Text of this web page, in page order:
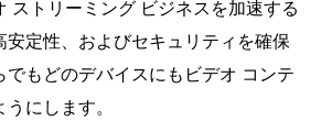
ストリーミング ビジネスを加速する
安定性、およびセキュリティを確保
でもどのデバイスにもビデオ コンテ
にします。